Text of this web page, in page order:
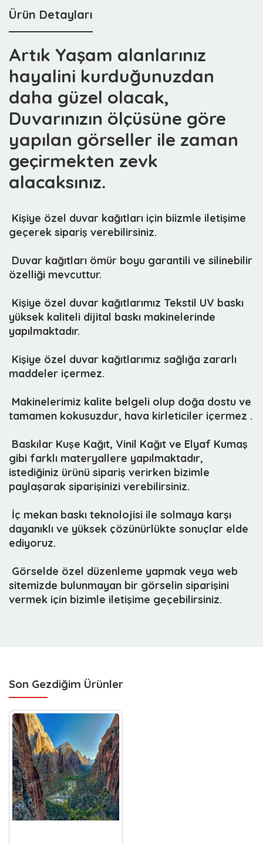
Ürün Detayları
Artık Yaşam alanlarınız
hayalini kurduğunuzdan
daha güzel olacak,
Duvarınızın ölçüsüne göre
yapılan görseller ile zaman
geçirmekten zevk
alacaksınız.
 Kişiye özel duvar kağıtları için biizmle iletişime
geçerek sipariş verebilirsiniz.
 Duvar kağıtları ömür boyu garantili ve silinebilir
özelliği mevcuttur.
 Kişiye özel duvar kağıtlarımız Tekstil UV baskı
yüksek kaliteli dijital baskı makinelerinde
yapılmaktadır.
 Kişiye özel duvar kağıtlarımız sağlığa zararlı
maddeler içermez.
 Makinelerimiz kalite belgeli olup doğa dostu ve
tamamen kokusuzdur, hava kirleticiler içermez .
 Baskılar Kuşe Kağıt, Vinil Kağıt ve Elyaf Kumaş
gibi farklı materyallere yapılmaktadır,
istediğiniz ürünü sipariş verirken bizimle
paylaşarak siparişinizi verebilirsiniz.
 İç mekan baskı teknolojisi ile solmaya karşı
dayanıklı ve yüksek çözünürlükte sonuçlar elde
ediyoruz.
 Görselde özel düzenleme yapmak veya web
sitemizde bulunmayan bir görselin siparişini
vermek için bizimle iletişime geçebilirsiniz.
Son Gezdiğim Ürünler